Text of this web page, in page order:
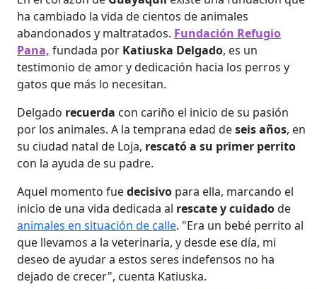
ha cambiado la vida de cientos de animales
abandonados y maltratados. Fundación Refugio
Pana, fundada por Katiuska Delgado, es un
testimonio de amor y dedicación hacia los perros y
gatos que más lo necesitan.
Delgado recuerda con cariño el inicio de su pasión
por los animales. A la temprana edad deseis años, en
su ciudad natal de Loja, rescató a su primer perrito
con la ayuda de su padre.
Aquel momento fuedecisivo para ella, marcando el
inicio de una vida dedicada al rescate y cuidadode
animales en situación de calle. "Era un bebé perrito al
que llevamos a la veterinaria, y desde ese día, mi
deseo de ayudar a estos seres indefensos no ha
dejado de crecer", cuenta Katiuska.